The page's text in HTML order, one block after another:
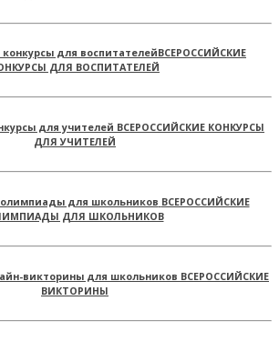
ВСЕРОССИЙСКИЕ
ДЛЯ ВОСПИТАТЕЛЕЙ
ВСЕРОССИЙСКИЕ КОНКУРСЫ
ДЛЯ УЧИТЕЛЕЙ
ВСЕРОССИЙСКИЕ
ДЛЯ ШКОЛЬНИКОВ
ВСЕРОССИЙСКИЕ
ВИКТОРИНЫ